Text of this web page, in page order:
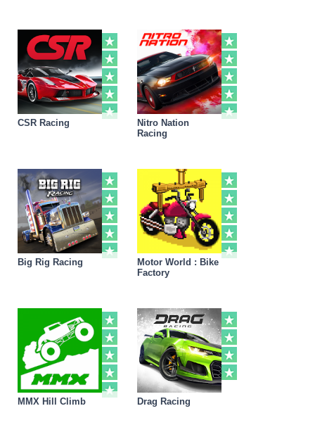
CSR Racing
Nitro Nation
Racing
Big Rig Racing
Motor World : Bike
Factory
MMX Hill Climb Drag Racing